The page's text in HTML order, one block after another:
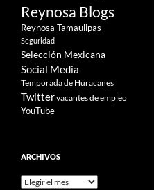
Reynosa Blogs
Reynosa Tamaulipas
Seguridad
Selección Mexicana
Social Media
Temporada de Huracanes
Twittervacantes de empleo
YouTube
ARCHIVOS
Archivos